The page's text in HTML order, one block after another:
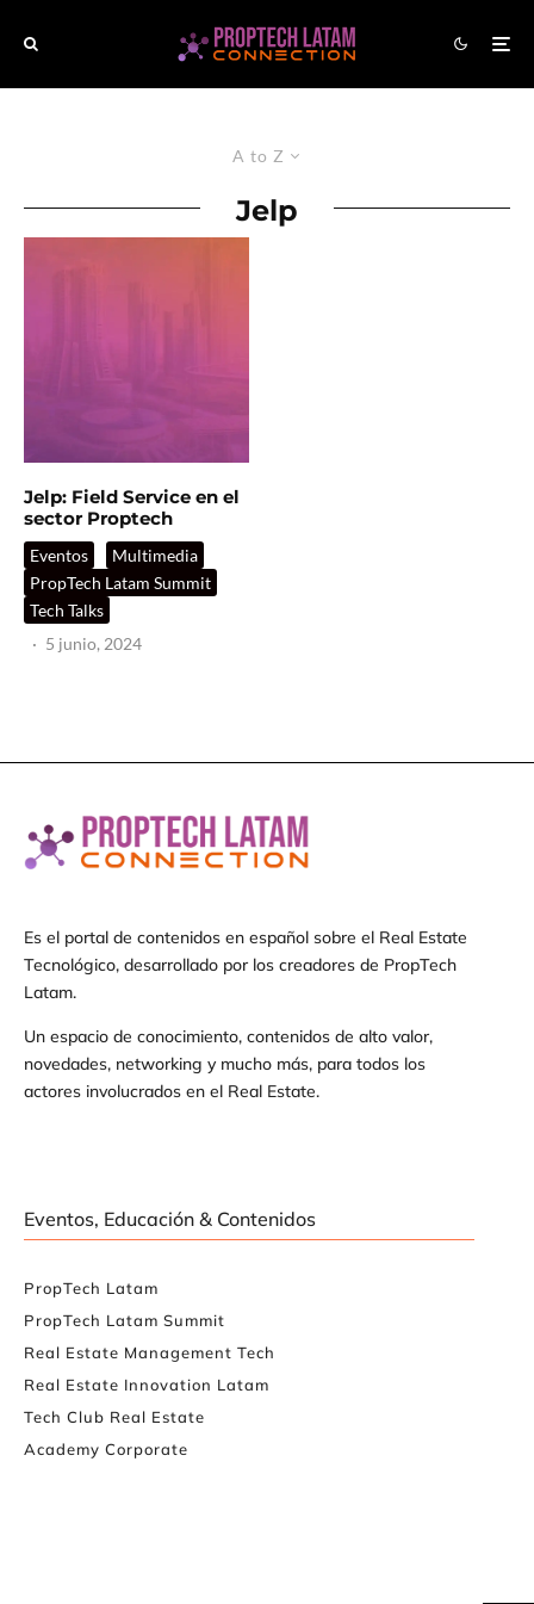
A to Z
Jelp
Jelp: Field Service en el
sector Proptech
Eventos
Multimedia
PropTech Latam Summit
Tech Talks
· 5 junio, 2024
Es el portal de contenidos en español sobre el Real Estate
Tecnológico, desarrollado por los creadores de PropTech
Latam.
Un espacio de conocimiento, contenidos de alto valor,
novedades, networking y mucho más, para todos los
actores involucrados en el Real Estate.
Eventos, Educación & Contenidos
PropTech Latam
PropTech Latam Summit
Real Estate Management Tech
Real Estate Innovation Latam
Tech Club Real Estate
Academy Corporate